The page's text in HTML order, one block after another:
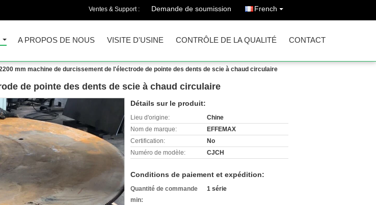
Ventes & Support : Demande de soumission French
A PROPOS DE NOUS VISITE D'USINE CONTRÔLE DE LA QUALITÉ CONTACT
mm machine de durcissement de l'électrode de pointe des dents de scie à chaud circulaire
de pointe des dents de scie à chaud circulaire
Détails sur le produit:
Lieu d'origine:
Chine
Nom de marque:
EFFEMAX
Certification:
No
Numéro de modèle:
CJCH
Conditions de paiement et expédition:
Quantité de commande
min:
1 série